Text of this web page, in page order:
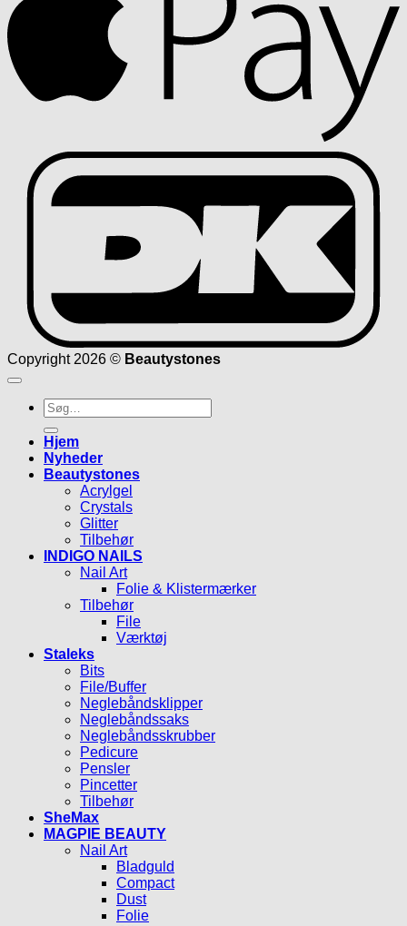
Copyright 2026 © Beautystones
Søg
efter:
Hjem
Nyheder
Beautystones
Acrylgel
Crystals
Glitter
Tilbehør
INDIGO NAILS
Nail Art
Folie & Klistermærker
Tilbehør
File
Værktøj
Staleks
Bits
File/Buffer
Neglebåndsklipper
Neglebåndssaks
Neglebåndsskrubber
Pedicure
Pensler
Pincetter
Tilbehør
SheMax
MAGPIE BEAUTY
Nail Art
Bladguld
Compact
Dust
Folie